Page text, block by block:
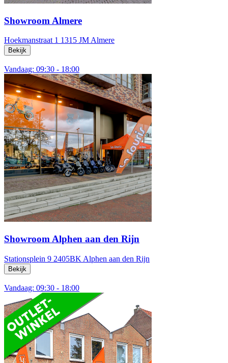
Showroom Almere
Hoekmanstraat 1 1315 JM Almere
Bekijk
Vandaag: 09:30 - 18:00
Showroom Alphen aan den Rijn
Stationsplein 9 2405BK Alphen aan den Rijn
Bekijk
Vandaag: 09:30 - 18:00